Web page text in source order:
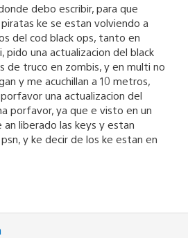
debo escribir, para que
ke se estan volviendo a
del cod black ops, tanto en
pido una actualizacion del black
de truco en zombis, y en multi no
y me acuchillan a 10 metros,
una actualizacion del
porfavor, ya que e visto en un
liberado las keys y estan
y ke decir de los ke estan en